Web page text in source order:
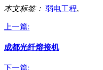
本文标签： 弱电工程,
上一篇:
成都光纤熔接机
下一篇: